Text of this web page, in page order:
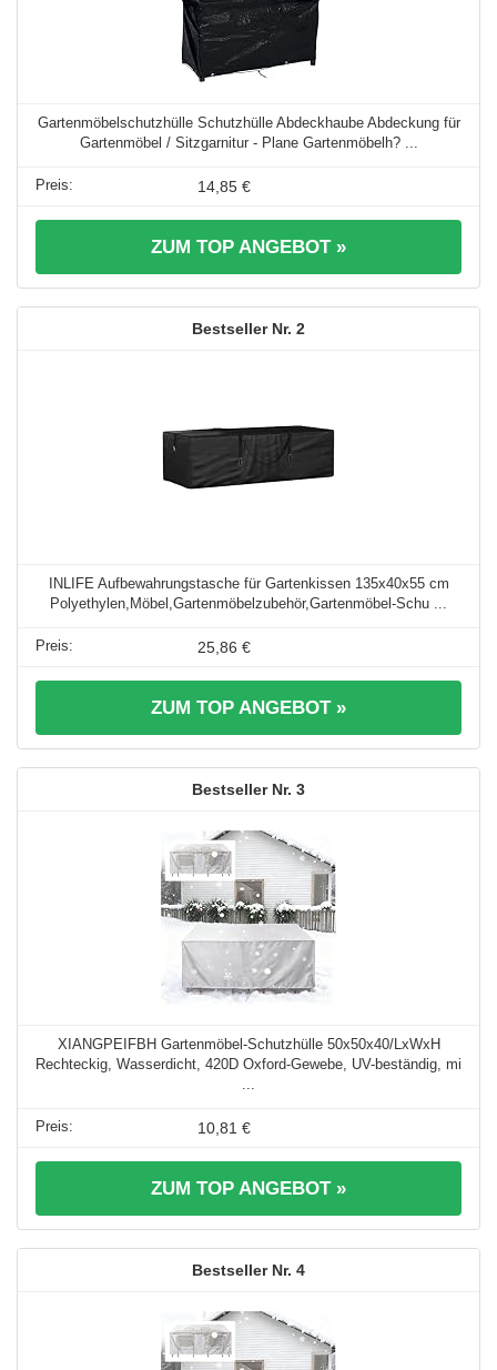
Gartenmöbelschutzhülle Schutzhülle Abdeckhaube Abdeckung für
Gartenmöbel / Sitzgarnitur - Plane Gartenmöbelh? ...
14,85 €
ZUM TOP ANGEBOT »
2
INLIFE Aufbewahrungstasche für Gartenkissen 135x40x55 cm
Polyethylen,Möbel,Gartenmöbelzubehör,Gartenmöbel-Schu ...
25,86 €
ZUM TOP ANGEBOT »
3
XIANGPEIFBH Gartenmöbel-Schutzhülle 50x50x40/LxWxH
Rechteckig, Wasserdicht, 420D Oxford-Gewebe, UV-beständig, mi
10,81 €
ZUM TOP ANGEBOT »
4